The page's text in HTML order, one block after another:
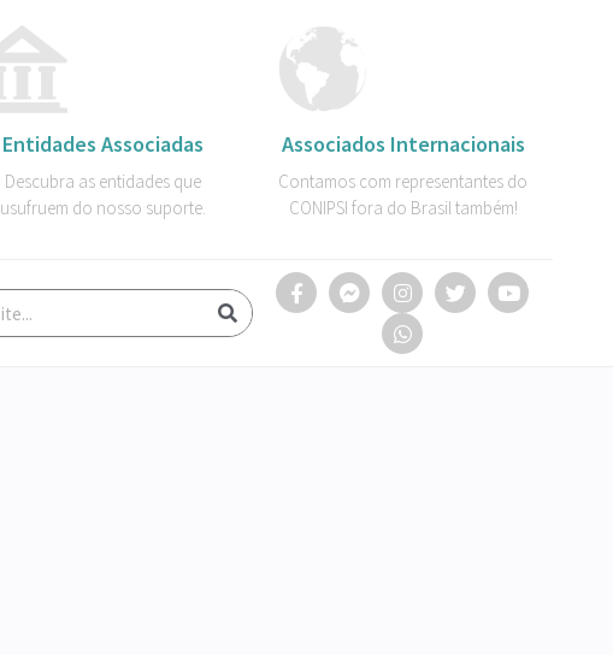
Entidades Associadas
Descubra as entidades que
usufruem do nosso suporte.
Associados Internacionais
Contamos com representantes do
CONIPSI fora do Brasil também!